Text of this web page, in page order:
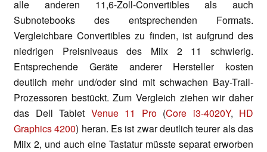
alle anderen 11,6-Zoll-Convertibles als auch
Subnotebooks des entsprechenden Formats.
Vergleichbare Convertibles zu finden, ist aufgrund des
niedrigen Preisniveaus des Miix 2 11 schwierig.
Entsprechende Geräte anderer Hersteller kosten
deutlich mehr und/oder sind mit schwachen Bay-Trail-
Prozessoren bestückt. Zum Vergleich ziehen wir daher
das Dell Tablet Venue 11 Pro(Core i3-4020Y, HD
Graphics 4200) heran. Es ist zwar deutlich teurer als das
Miix 2, und auch eine Tastatur müsste separat erworben